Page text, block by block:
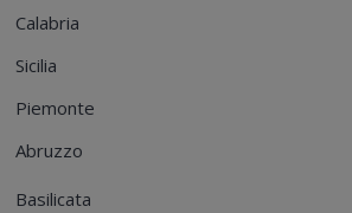
Calabria
Sicilia
Piemonte
Abruzzo
Basilicata